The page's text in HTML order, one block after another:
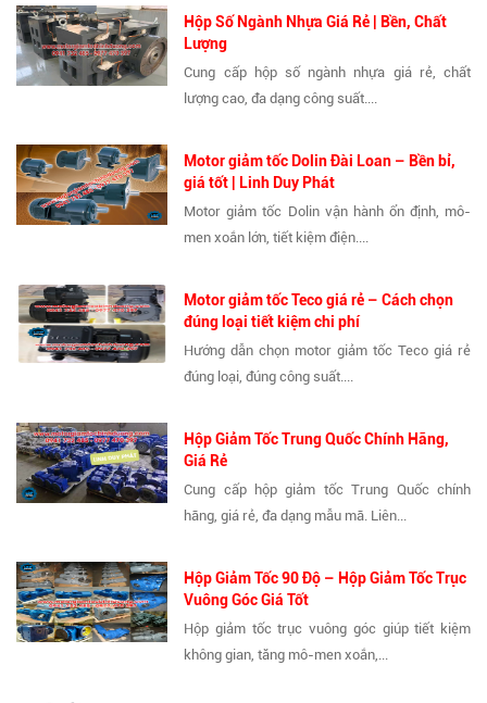
Hộp Số Ngành Nhựa Giá Rẻ | Bền, Chất
Lượng
Cung cấp hộp số ngành nhựa giá rẻ, chất
lượng cao, đa dạng công suất....
Motor giảm tốc Dolin Đài Loan – Bền bỉ,
giá tốt | Linh Duy Phát
Motor giảm tốc Dolin vận hành ổn định, mô-
men xoắn lớn, tiết kiệm điện....
Motor giảm tốc Teco giá rẻ – Cách chọn
đúng loại tiết kiệm chi phí
Hướng dẫn chọn motor giảm tốc Teco giá rẻ
đúng loại, đúng công suất....
Hộp Giảm Tốc Trung Quốc Chính Hãng,
Giá Rẻ
Cung cấp hộp giảm tốc Trung Quốc chính
hãng, giá rẻ, đa dạng mẫu mã. Liên...
Hộp Giảm Tốc 90 Độ – Hộp Giảm Tốc Trục
Vuông Góc Giá Tốt
Hộp giảm tốc trục vuông góc giúp tiết kiệm
không gian, tăng mô-men xoắn,...